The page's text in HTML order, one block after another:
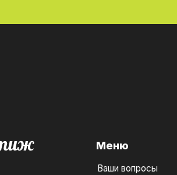
Меню
Ваши вопросы